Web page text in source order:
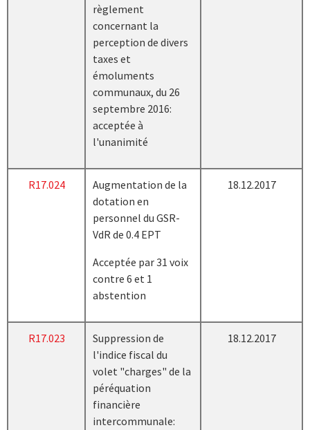
règlement
concernant la
perception de divers
taxes et
émoluments
communaux, du 26
septembre 2016:
acceptée à
l'unanimité
R17.024
Augmentation de la
dotation en
personnel du GSR-
VdR de 0.4 EPT
Acceptée par 31 voix
contre 6 et 1
abstention
18.12.2017
R17.023
Suppression de
l'indice fiscal du
volet "charges" de la
péréquation
financière
intercommunale:
18.12.2017